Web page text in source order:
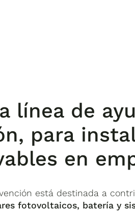
línea de
para
en
está destinada a
fotovoltaicos, batería y